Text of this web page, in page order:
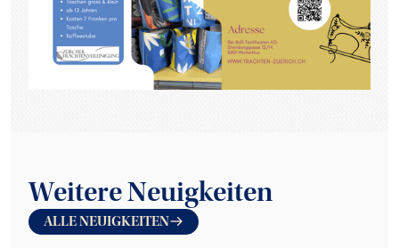
Weitere Neuigkeiten
ALLE NEUIGKEITEN